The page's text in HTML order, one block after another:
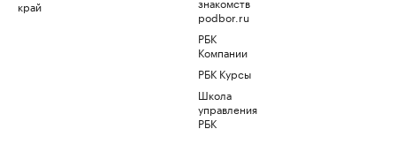
край
podbor.ru
РБК
Компании
РБК Курсы
Школа
управления
РБК